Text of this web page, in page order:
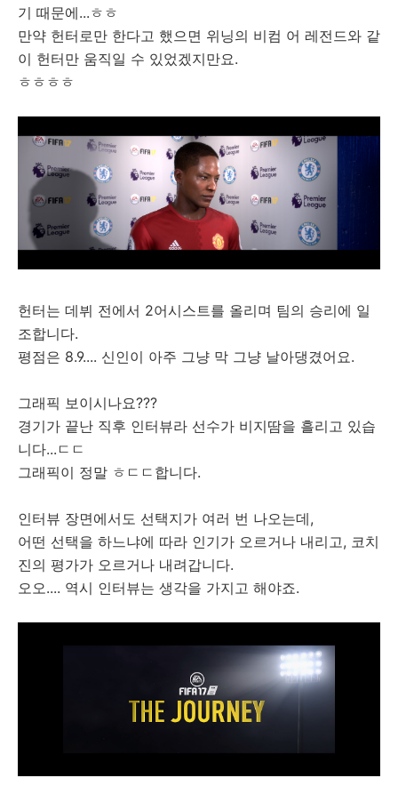
기 때문에...ㅎㅎ
만약 헌터로만 한다고 했으면 위닝의 비컴 어 레전드와 같
이 헌터만 움직일 수 있었겠지만요.
ㅎㅎㅎㅎ
헌터는 데뷔 전에서 2어시스트를 올리며 팀의 승리에 일
조합니다.
평점은 8.9.... 신인이 아주 그냥 막 그냥 날아댕겼어요.
그래픽 보이시나요???
경기가 끝난 직후 인터뷰라 선수가 비지땀을 흘리고 있습
니다...ㄷㄷ
그래픽이 정말 ㅎㄷㄷ합니다.
인터뷰 장면에서도 선택지가 여러 번 나오는데,
어떤 선택을 하느냐에 따라 인기가 오르거나 내리고, 코치
진의 평가가 오르거나 내려갑니다.
오오.... 역시 인터뷰는 생각을 가지고 해야죠.